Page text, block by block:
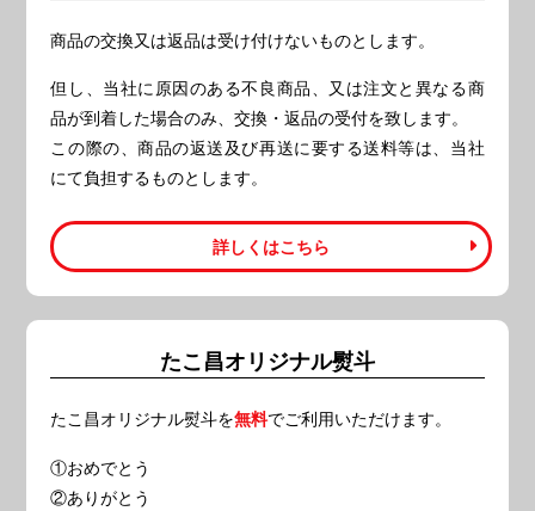
商品の交換又は返品は受け付けないものとします。
但し、当社に原因のある不良商品、又は注文と異なる商
品が到着した場合のみ、交換・返品の受付を致します。
この際の、商品の返送及び再送に要する送料等は、当社
にて負担するものとします。
詳しくはこちら
たこ昌オリジナル熨斗
たこ昌オリジナル熨斗を無料でご利用いただけます。
①おめでとう
②ありがとう